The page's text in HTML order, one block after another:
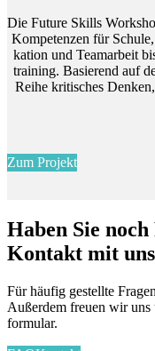
Die Fu­ture Skills
Kom­pe­ten­zen für
ka­ti­on und Team­ar­beit
trai­ning. Ba­sie­rend auf
Rei­he kri­ti­sches
Zum Projekt
Ha­ben Sie
Kon­takt mit
Für häu­fig ge­stell­te
Au­ßer­dem freu­en wir
for­mu­lar.